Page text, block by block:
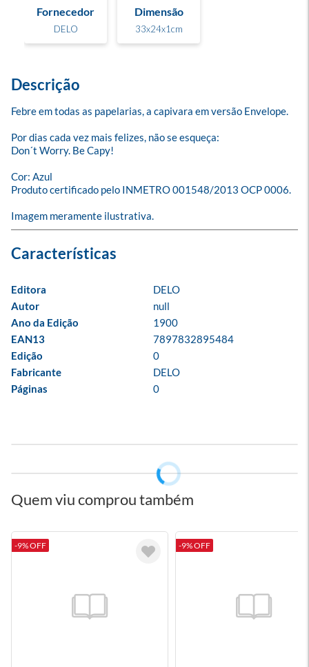
Fornecedor
DELO
Dimensão
33x24x1cm
Descrição
Febre em todas as papelarias, a capivara em versão Envelope.
Por dias cada vez mais felizes, não se esqueça:
Don´t Worry. Be Capy!
Cor: Azul
Produto certificado pelo INMETRO 001548/2013 OCP 0006.
Imagem meramente ilustrativa.
Editora
DELO
Autor
null
Ano da Edição
1900
EAN13
7897832895484
Edição
0
Fabricante
DELO
Páginas
0
Quem viu comprou também
-9% OFF -9% OFF